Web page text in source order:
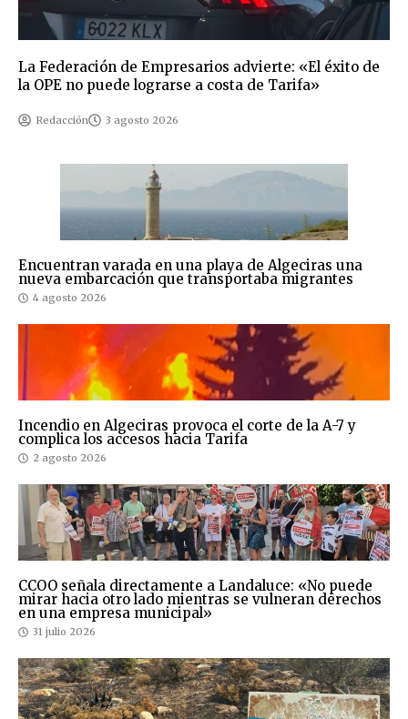
La Federación de Empresarios advierte: «El éxito de
la OPE no puede lograrse a costa de Tarifa»
Redacción 3 agosto 2026
Encuentran varada en una playa de Algeciras una
nueva embarcación que transportaba migrantes
4 agosto 2026
Incendio en Algeciras provoca el corte de la A-7 y
complica los accesos hacia Tarifa
2 agosto 2026
CCOO señala directamente a Landaluce: «No puede
mirar hacia otro lado mientras se vulneran derechos
en una empresa municipal»
31 julio 2026